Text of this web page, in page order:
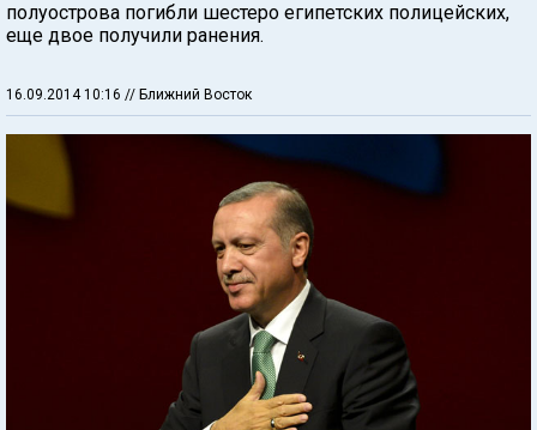
полуострова погибли шестеро египетских полицейских,
еще двое получили ранения.
16.09.2014 10:16 // Ближний Восток